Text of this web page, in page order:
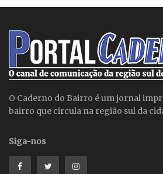
O Caderno do Bairro é um jornal
bairro que circula na região sul da
Siga-nos